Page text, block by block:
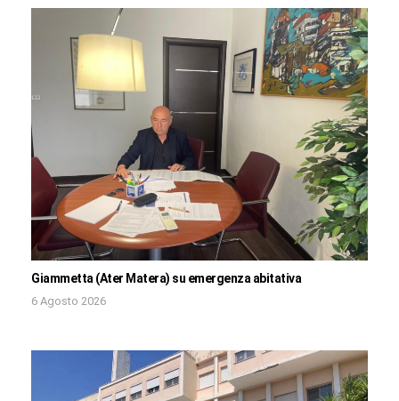
Giammetta (Ater Matera) su emergenza abitativa
6 Agosto 2026